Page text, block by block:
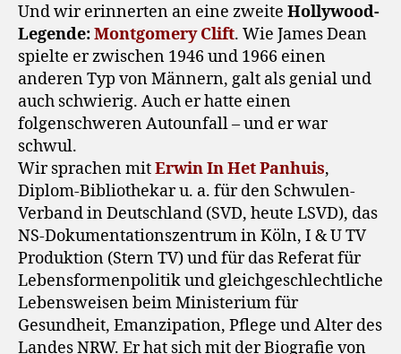
Und wir erinnerten an eine zweite Hollywood-
Legende:Montgomery Clift. Wie James Dean
spielte er zwischen 1946 und 1966 einen
anderen Typ von Männern, galt als genial und
auch schwierig. Auch er hatte einen
folgenschweren Autounfall – und er war
schwul.
Wir sprachen mitErwin In Het Panhuis,
Diplom-Bibliothekar u. a. für den Schwulen-
Verband in Deutschland (SVD, heute LSVD), das
NS-Dokumentationszentrum in Köln, I & U TV
Produktion (Stern TV) und für das Referat für
Lebensformenpolitik und gleichgeschlechtliche
Lebensweisen beim Ministerium für
Gesundheit, Emanzipation, Pflege und Alter des
Landes NRW. Er hat sich mit der Biografie von